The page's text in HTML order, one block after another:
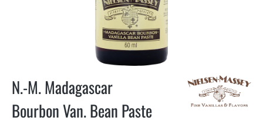
N.-M. Madagascar
Bourbon Van. Bean Paste